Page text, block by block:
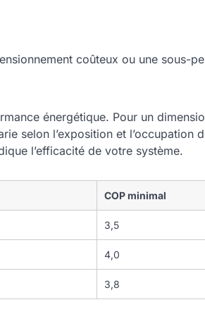
coûteux ou une sous-
énergétique. Pour un
selon l’exposition et l’occupation
l’efficacité de votre système.
COP minimal
3,5
4,0
3,8